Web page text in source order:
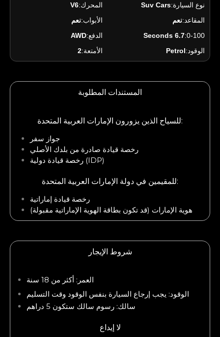
نوع السيارة:Suv Cars المحرك:V6
المقاعد:نعم الأبواب:نعم
0-100:
6.7 Seconds الدفع:AWD
الوقود:Petrol الأمتعة:2
المستندات المطلوبة
للسياح الذين يزورون الإمارات العربية المتحدة:
جواز سفر
رخصة قيادة صادرة من بلدك الأصلي
رخصة قيادة دولية (IDP)
للمقيمين في دولة الإمارات العربية المتحدة:
رخصة قيادة إماراتية
هوية الإمارات (قد تكون بطاقة الهوية الإماراتية مقبولة)
شروط الإيجار
العمر: أكثر من 18 سنة
الوقود: يجب إرجاع السيارة بنفس الوقود وقت التسليم
سالك: رسوم سالك ستكون 5 دراهم
لا إيداع